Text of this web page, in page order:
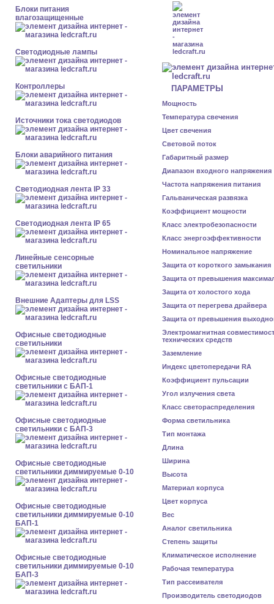
Блоки питания
влагозащищенные
Светодиодные лампы
Контроллеры
Источники тока светодиодов
Блоки аварийного питания
Светодиодная лента IP 33
Светодиодная лента IP 65
Линейные сенсорные
светильники
Внешние Адаптеры для LSS
Офисные светодиодные
светильники
Офисные светодиодные
светильники с БАП-1
Офисные светодиодные
светильники с БАП-3
Офисные светодиодные
светильники диммируемые 0-10
Офисные светодиодные
светильники диммируемые 0-10
БАП-1
Офисные светодиодные
светильники диммируемые 0-10
БАП-3
ПАРАМЕТРЫ
Мощность
Температура свечения
Цвет свечения
Световой поток
Габаритный размер
Диапазон входного напряжения
Частота напряжения питания
Гальваническая развязка
Коэффициент мощности
Класс электробезопасности
Класс энергоэффективности
Номинальное напряжение
Защита от короткого замыкания
Защита от превышения
Защита от холостого хода
Защита от перегрева драйвера
Защита от превышения
Электромагнитная
технических средств
Заземление
Индекс цветопередачи RA
Коэффициент пульсации
Угол излучения света
Класс светораспределения
Форма светильника
Тип монтажа
Длина
Ширина
Высота
Материал корпуса
Цвет корпуса
Вес
Аналог светильника
Степень защиты
Климатическое исполнение
Рабочая температура
Тип рассеивателя
Производитель светодиодов